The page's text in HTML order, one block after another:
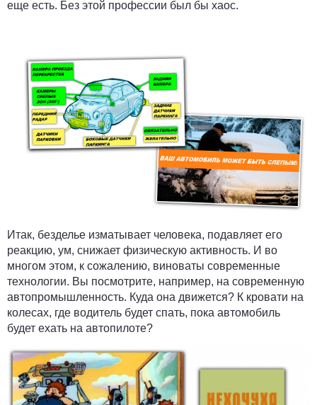
еще есть. Без этой профессии был бы хаос.
Итак, безделье изматывает человека, подавляет его
реакцию, ум, снижает физическую активность. И во
многом этом, к сожалению, виноваты современные
технологии. Вы посмотрите, например, на современную
автопромышленность. Куда она движется? К кровати на
колесах, где водитель будет спать, пока автомобиль
будет ехать на автопилоте?